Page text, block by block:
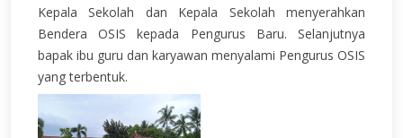
Kepala Sekolah dan Kepala Sekolah menyerahkan
Bendera OSIS kepada Pengurus Baru. Selanjutnya
bapak ibu guru dan karyawan menyalami Pengurus OSIS
yang terbentuk.